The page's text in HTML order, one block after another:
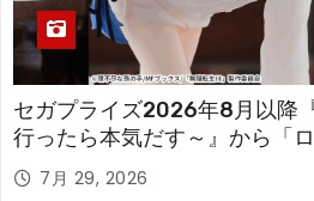
セガプライズ2026年8月以降
行ったら本気だす～』から「
アが登場！
7月 29, 2026